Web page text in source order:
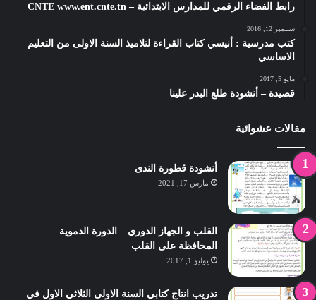
رابط الفضاء الرقمي للمدارس الابتدائية – CNTE www.ent.cnte.tn
سبتمبر 12, 2016
كتب مدرسية : أنيسي كتاب القراءة لتلاميذ السنة الاولى من التعليم
الاساسي
مايو 5, 2017
قصيدة – أنشودة طلع البدر علينا
مقالات عشوائية
أنشودة قطورة الندى
مارس 17, 2021
القلب و الجهاز الدوري – الدورة الدموية –
المحافظة على القلب
يوليو 1, 2017
تدريب انتاج كتابي السنة الاولى الثلاثي الاول في